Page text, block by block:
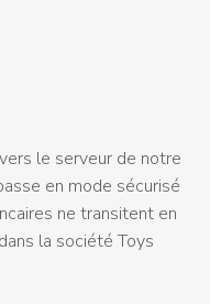
le serveur de notre
en mode sécurisé
ne transitent en
la société Toys